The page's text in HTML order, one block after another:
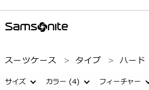
スーツケース タイプ ハード
サイズ カラー (4) フィーチャー